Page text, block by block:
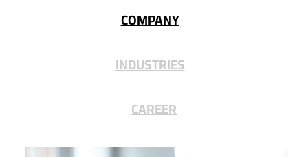
COMPANY
INDUSTRIES
CAREER